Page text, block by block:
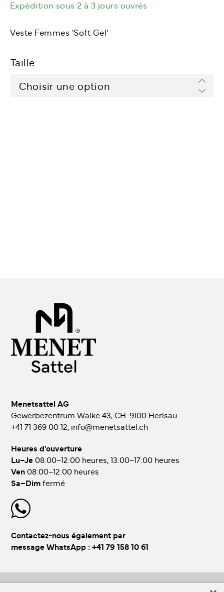
Expédition sous 2 à 3 jours ouvrés
Veste Femmes 'Soft Gel'
Taille
Menetsattel AG
Gewerbezentrum Walke 43, CH-9100 Herisau
+41 71 369 00 12, info@menetsattel.ch
Heures d'ouverture
Lu–Je 08:00–12:00 heures, 13:00–17:00 heures
Ven08:00–12:00 heures
Sa–Dimfermé
Contactez-nous également par
message WhatsApp : +41 79 158 10 61